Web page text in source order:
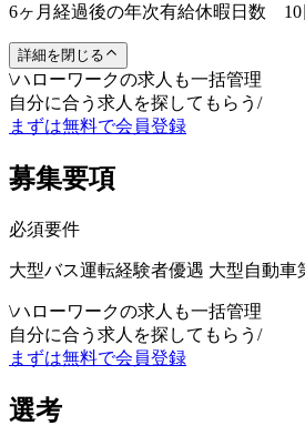
6ヶ月経過後の年次有給休暇日数 10
詳細を閉じる
\ハローワークの求人も一括管理
自分に合う求人を探してもらう /
まずは無料で会員登録
募集要項
必須要件
大型バス運転経験者優遇 大型自動車
\ハローワークの求人も一括管理
自分に合う求人を探してもらう /
まずは無料で会員登録
選考